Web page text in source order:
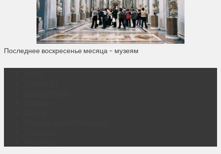
Последнее воскресенье месяца – музеям